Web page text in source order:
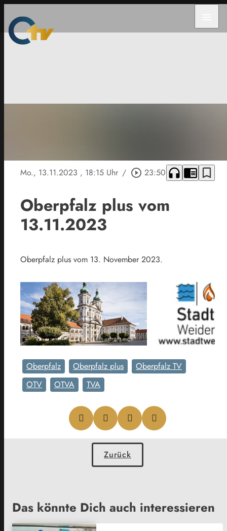
Mo., 13.11.2023 , 18:15 Uhr / play_circle_outline 23:50 headphones chrome_reader_mode bookmark_border
Oberpfalz plus vom
13.11.2023
Oberpfalz plus vom 13. November 2023.
Oberpfalz Oberpfalz plus
Oberpfalz TV
OTV
OTVA TVA
Zurück
Das könnte Dich auch interessieren